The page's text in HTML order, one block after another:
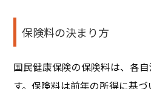
保険料の決まり方
国民健康保険の保険料は、各
す。保険料は前年の所得に基